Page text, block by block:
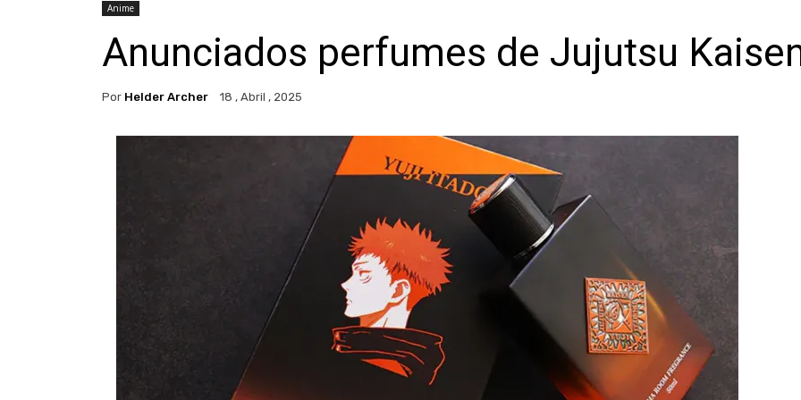
Anime
Anunciados perfumes de Jujutsu
Por Helder Archer 18 , Abril , 2025